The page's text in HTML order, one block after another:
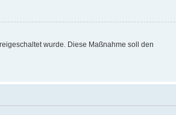
wurde. Diese Maßnahme soll den